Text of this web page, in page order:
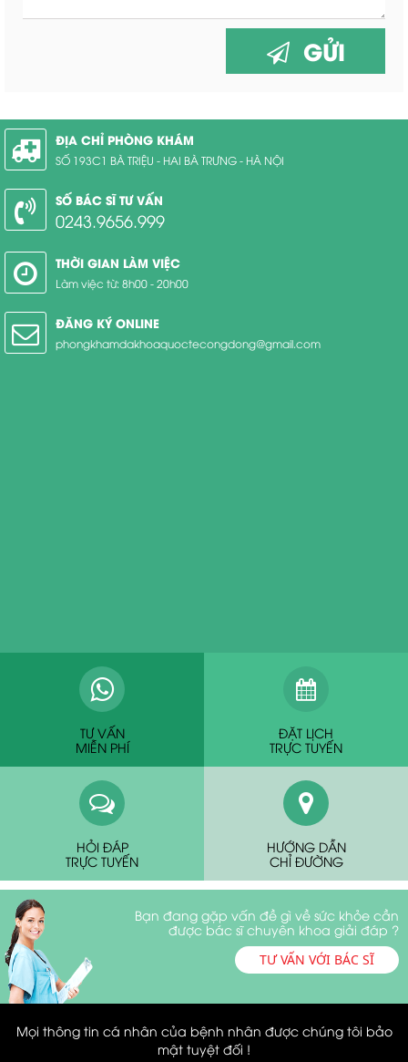
GỬI
ĐỊA CHỈ PHÒNG KHÁM
SỐ 193C1 BÀ TRIỆU - HAI BÀ TRƯNG - HÀ NỘI
SỐ BÁC SĨ TƯ VẤN
0243.9656.999
THỜI GIAN LÀM VIỆC
Làm việc từ: 8h00 - 20h00
ĐĂNG KÝ ONLINE
phongkhamdakhoaquoctecongdong@gmail.com
TƯ VẤN
MIỄN PHÍ
ĐẶT LỊCH
TRỰC TUYẾN
HỎI ĐÁP
TRỰC TUYẾN
HƯỚNG DẪN
CHỈ ĐƯỜNG
Bạn đang gặp vấn đề gì về sức khỏe cần
được bác sĩ chuyên khoa giải đáp ?
TƯ VẤN VỚI BÁC SĨ
Mọi thông tin cá nhân của bệnh nhân được chúng tôi bảo
mật tuyệt đối !